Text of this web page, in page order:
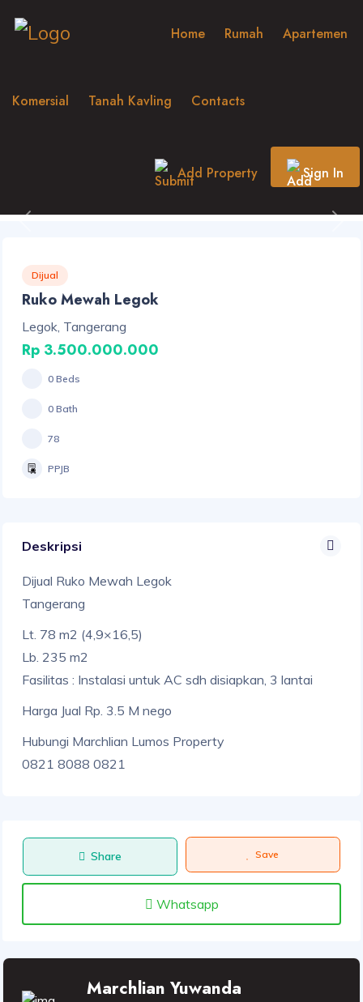
Home Rumah Apartemen
Komersial Tanah Kavling Contacts
Add Property Sign In
Dijual
Ruko Mewah Legok
Legok, Tangerang
Rp 3.500.000.000
0 Beds
0 Bath
78
PPJB
Deskripsi
Dijual Ruko Mewah Legok
Tangerang
Lt. 78 m2 (4,9×16,5)
Lb. 235 m2
Fasilitas : Instalasi untuk AC sdh disiapkan, 3 lantai
Harga Jual Rp. 3.5 M nego
Hubungi Marchlian Lumos Property
0821 8088 0821
Share Save
Whatsapp
Marchlian Yuwanda